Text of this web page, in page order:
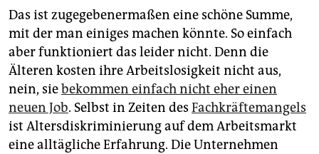
Das ist zugegebenermaßen eine schöne Summe,
mit der man einiges machen könnte. So einfach
aber funktioniert das leider nicht. Denn die
Älteren kosten ihre Arbeitslosigkeit nicht aus,
nein, siebekommen einfach nicht eher einen
neuen Job. Selbst in Zeiten des Fachkräftemangels
ist Altersdiskriminierung auf dem Arbeitsmarkt
eine alltägliche Erfahrung. Die Unternehmen